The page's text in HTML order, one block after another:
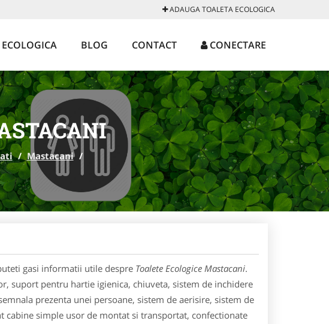
ADAUGA TOALETA ECOLOGICA
BLOG CONTACT CONECTARE
/ Mastacani /
gasi informatii utile despre Toalete Ecologice Mastacani.
suport pentru hartie igienica, chiuveta, sistem de inchidere
prezenta unei persoane, sistem de aerisire, sistem de
cabine simple usor de montat si transportat, confectionate